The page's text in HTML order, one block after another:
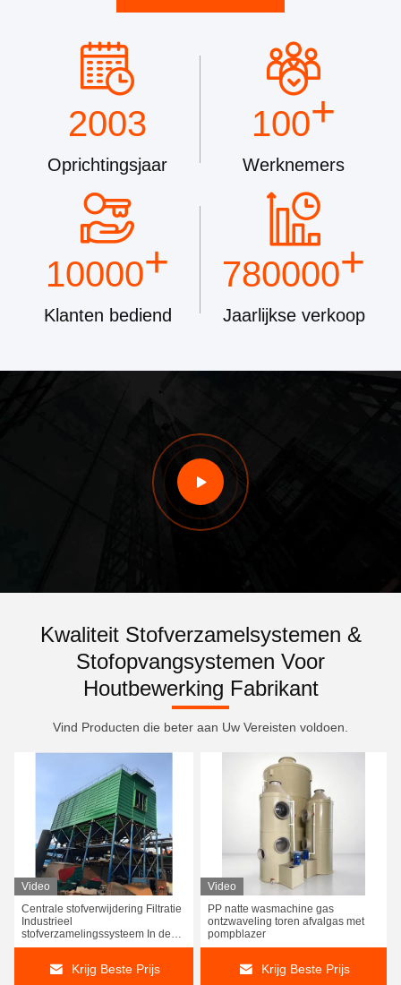
2003
Oprichtingsjaar
100+
Werknemers
10000+
Klanten bediend
780000+
Jaarlijkse verkoop
Kwaliteit Stofverzamelsystemen &
Stofopvangsystemen Voor
Houtbewerking Fabrikant
Vind Producten die beter aan Uw Vereisten voldoen.
Video
Centrale stofverwijdering Filtratie
Industrieel
stofverzamelingssysteem In de
fabriek
Krijg Beste Prijs
Video
PP natte wasmachine gas
ontzwaveling toren afvalgas met
pompblazer
Krijg Beste Prijs